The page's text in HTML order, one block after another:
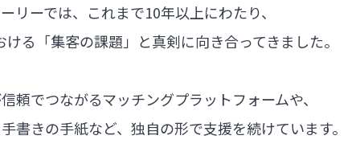
リーでは、これまで10年以上にわたり、
る「集客の課題」と真剣に向き合ってきました。
頼でつながるマッチングプラットフォームや、
書きの手紙など、独自の形で支援を続けています。